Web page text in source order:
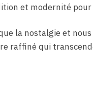
et modernité
la nostalgie et
raffiné qui